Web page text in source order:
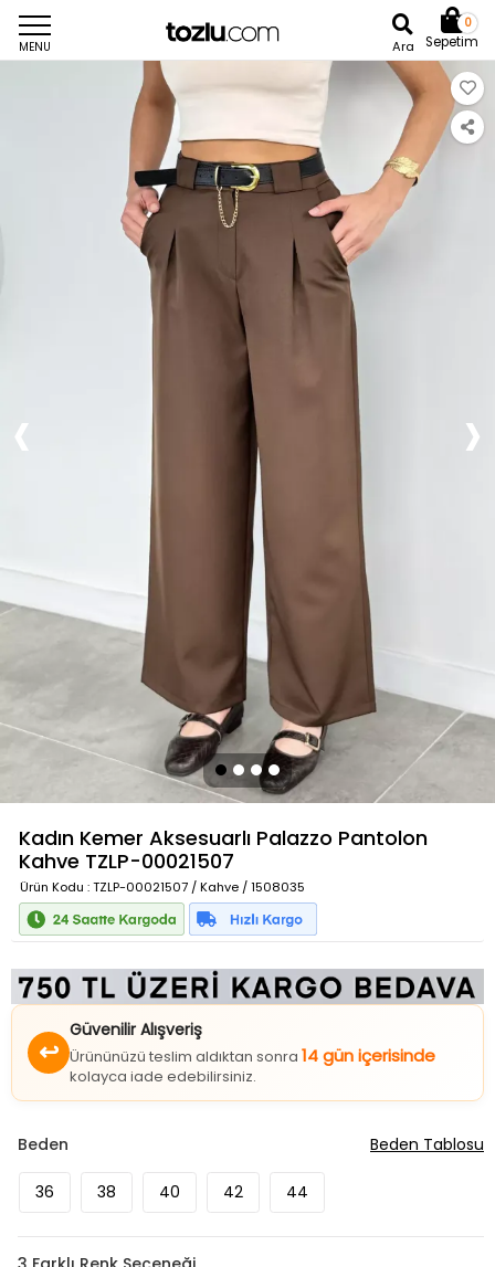
MENU Ara
0
Sepetim
Kadın Kemer Aksesuarlı Palazzo Pantolon
Kahve TZLP-00021507
Ürün Kodu : TZLP-00021507 / Kahve / 1508035
Güvenilir Alışveriş
Ürününüzü teslim aldıktan sonra
kolayca iade edebilirsiniz.
36